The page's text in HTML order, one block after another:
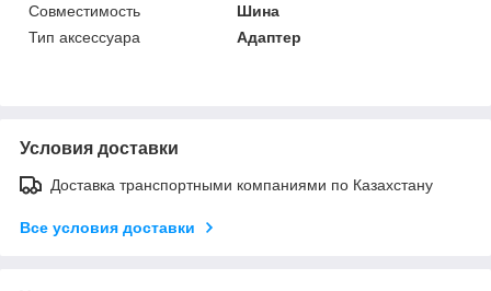
Совместимость
Шина
Тип аксессуара
Адаптер
Условия доставки
Доставка транспортными компаниями по Казахстану
Все условия доставки